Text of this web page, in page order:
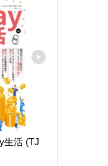
生活 (TJ